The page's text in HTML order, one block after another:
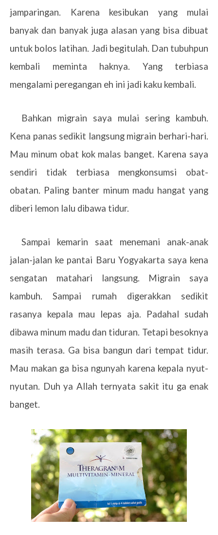
jamparingan. Karena kesibukan yang mulai
banyak dan banyak juga alasan yang bisa dibuat
untuk bolos latihan. Jadi begitulah. Dan tubuhpun
kembali meminta haknya. Yang terbiasa
mengalami peregangan eh ini jadi kaku kembali.
Bahkan migrain saya mulai sering kambuh.
Kena panas sedikit langsung migrain berhari-hari.
Mau minum obat kok malas banget. Karena saya
sendiri tidak terbiasa mengkonsumsi obat-
obatan. Paling banter minum madu hangat yang
diberi lemon lalu dibawa tidur.
Sampai kemarin saat menemani anak-anak
jalan-jalan ke pantai Baru Yogyakarta saya kena
sengatan matahari langsung. Migrain saya
kambuh. Sampai rumah digerakkan sedikit
rasanya kepala mau lepas aja. Padahal sudah
dibawa minum madu dan tiduran. Tetapi besoknya
masih terasa. Ga bisa bangun dari tempat tidur.
Mau makan ga bisa ngunyah karena kepala nyut-
nyutan. Duh ya Allah ternyata sakit itu ga enak
banget.